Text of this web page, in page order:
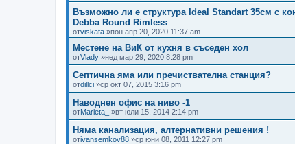
Възможно ли е структура Ideal Standart 35см с
Debba Round Rimless
отviskata »пон апр 20, 2020 11:37 am
Местене на ВиК от кухня в съседен хол
отVlady »нед мар 29, 2020 8:28 pm
Септична яма или пречиствателна станция?
отdillci »ср окт 07, 2015 3:16 pm
Наводнен офис на ниво -1
отMarieta_ »вт юли 15, 2014 2:14 pm
Няма канализация, алтернативни решения !
отivansemkov88 »ср юни 08, 2011 12:27 pm